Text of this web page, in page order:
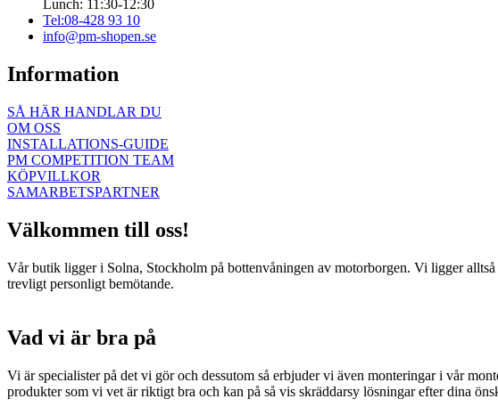
Lunch: 11:30-12:30
Tel:08-428 93 10
info@pm-shopen.se
Information
SÅ HÄR HANDLAR DU
OM OSS
INSTALLATIONS-GUIDE
PM COMPETITION TEAM
KÖPVILLKOR
SAMARBETSPARTNER
Välkommen till oss!
Vår butik ligger i Solna, Stockholm på bottenvåningen av motorborgen. Vi ligger
trevligt personligt bemötande.
Vad vi är bra på
Vi är specialister på det vi gör och dessutom så erbjuder vi även monteringar i vår
produkter som vi vet är riktigt bra och kan på så vis skräddarsy lösningar efter dina